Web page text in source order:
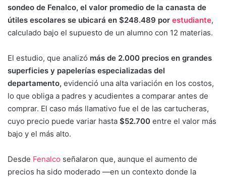
sondeo de Fenalco, el valor promedio de la canasta de
útiles escolares se ubicará en $248.489 por estudiante,
calculado bajo el supuesto de un alumno con 12 materias.
El estudio, que analizó más de 2.000 precios en grandes
superficies y papelerías especializadas del
departamento, evidenció una alta variación en los costos,
lo que obliga a padres y acudientes a comparar antes de
comprar. El caso más llamativo fue el de las cartucheras,
cuyo precio puede variar hasta $52.700 entre el valor más
bajo y el más alto.
Desde Fenalco señalaron que, aunque el aumento de
precios ha sido moderado —en un contexto donde la